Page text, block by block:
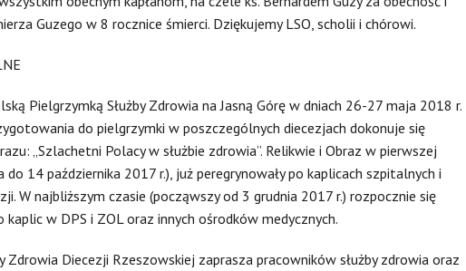
Guzego w 8 rocznice śmierci. Dziękujemy LSO, scholii i chórowi.
Pielgrzymką Służby Zdrowia na Jasną Górę w dniach 26-27 maja 2018 r.
do pielgrzymki w poszczególnych diecezjach dokonuje się
„Szlachetni Polacy w służbie zdrowia”. Relikwie i Obraz w pierwszej
14 października 2017 r.), już peregrynowały po kaplicach szpitalnych i
W najbliższym czasie (począwszy od 3 grudnia 2017 r.) rozpocznie się
kaplic w DPS i ZOL oraz innych ośrodków medycznych.
Zdrowia Diecezji Rzeszowskiej zaprasza pracowników służby zdrowia oraz